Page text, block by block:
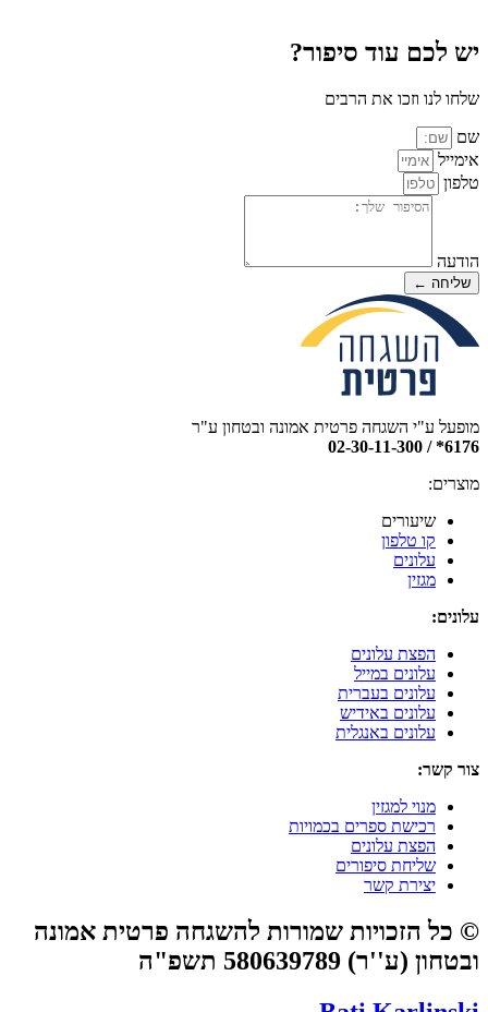
יש לכם עוד סיפור?
שלחו לנו וזכו את הרבים
שם
אימייל
טלפון
הודעה
שליחה ←
מופעל ע"י השגחה פרטית אמונה ובטחון ע"ר
6176* / 02-30-11-300
מוצרים:
שיעורים
קו טלפון
עלונים
מגזין
עלונים:
הפצת עלונים
עלונים במייל
עלונים בעברית
עלונים באידיש
עלונים באנגלית
צור קשר:
מנוי למגזין
רכישת ספרים בכמויות
הפצת עלונים
שליחת סיפורים
יצירת קשר
© כל הזכויות שמורות להשגחה פרטית אמונה
ובטחון (ע''ר) 580639789 תשפ"ה